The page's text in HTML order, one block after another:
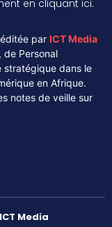
en cliquant ici.
par ICT Media
de Personal
stratégique dans le
en Afrique.
notes de veille sur
ICT Media